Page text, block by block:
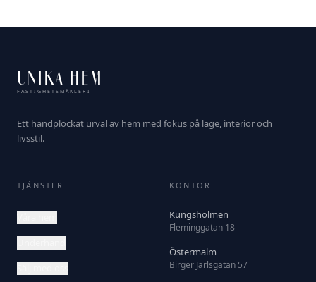
UNIKA HEM
FASTIGHETSMÄKLERI
Ett handplockat urval av hem med fokus på läge, interiör och
livsstil.
TJÄNSTER KONTOR
Kungsholmen
Fleminggatan 18
Östermalm
Birger Jarlsgatan 57